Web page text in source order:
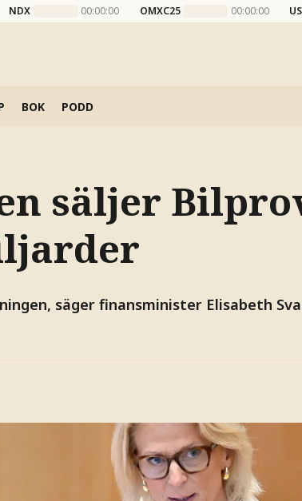
NDX 00:00:00 OMXC25 00:00:00
BOK PODD
säljer
säger finansminister Elisabeth